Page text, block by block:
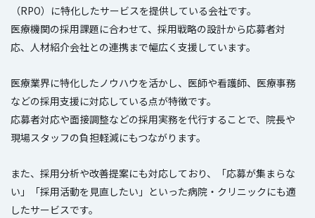
（RPO）に特化したサービスを提供している会社です。
医療機関の採用課題に合わせて、採用戦略の設計から応募者対
応、人材紹介会社との連携まで幅広く支援しています。
医療業界に特化したノウハウを活かし、医師や看護師、医療事務
などの採用支援に対応している点が特徴です。
応募者対応や面接調整などの採用実務を代行することで、院長や
現場スタッフの負担軽減にもつながります。
また、採用分析や改善提案にも対応しており、「応募が集まらな
い」「採用活動を見直したい」といった病院・クリニックにも適
したサービスです。